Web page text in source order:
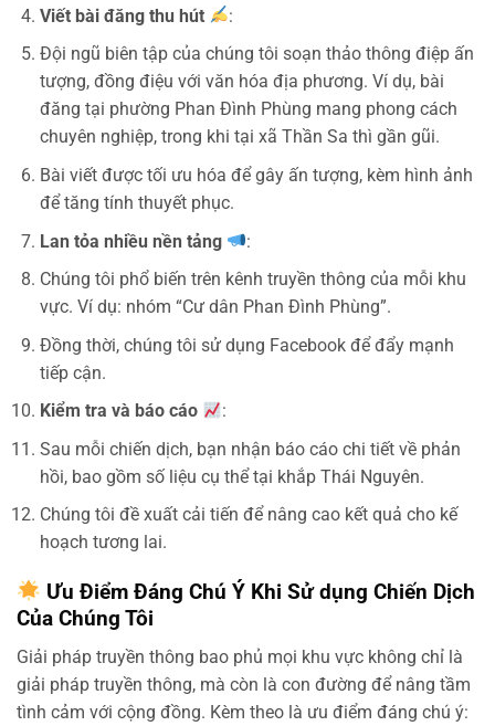
Viết bài đăng thu hút
:
Đội ngũ biên tập của chúng tôi soạn thảo thông điệp ấn
tượng, đồng điệu với văn hóa địa phương. Ví dụ, bài
đăng tại phường Phan Đình Phùng mang phong cách
chuyên nghiệp, trong khi tại xã Thần Sa thì gần gũi.
Bài viết được tối ưu hóa để gây ấn tượng, kèm hình ảnh
để tăng tính thuyết phục.
Lan tỏa nhiều nền tảng
:
Chúng tôi phổ biến trên kênh truyền thông của mỗi khu
vực. Ví dụ: nhóm “Cư dân Phan Đình Phùng”.
Đồng thời, chúng tôi sử dụng Facebook để đẩy mạnh
tiếp cận.
Kiểm tra và báo cáo
:
Sau mỗi chiến dịch, bạn nhận báo cáo chi tiết về phản
hồi, bao gồm số liệu cụ thể tại khắp Thái Nguyên.
Chúng tôi đề xuất cải tiến để nâng cao kết quả cho kế
hoạch tương lai.
Ưu Điểm Đáng Chú Ý Khi Sử dụng Chiến Dịch
Của Chúng Tôi
Giải pháp truyền thông bao phủ mọi khu vực không chỉ là
giải pháp truyền thông, mà còn là con đường để nâng tầm
tình cảm với cộng đồng. Kèm theo là ưu điểm đáng chú ý: